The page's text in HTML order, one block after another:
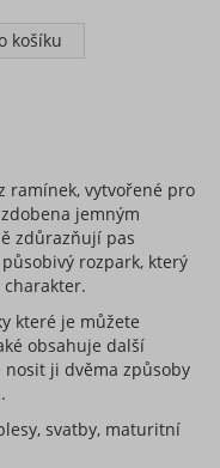
ramínek, vytvořené pro
jemným
zdůrazňují pas
rozpark, který
které je můžete
obsahuje další
ji dvěma způsoby
svatby, maturitní